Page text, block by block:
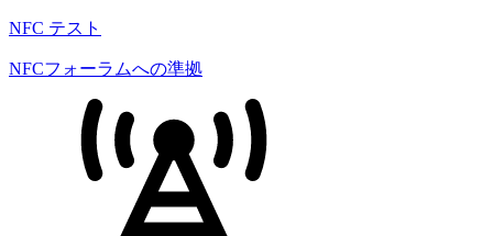
NFC テスト
NFCフォーラムへの準拠